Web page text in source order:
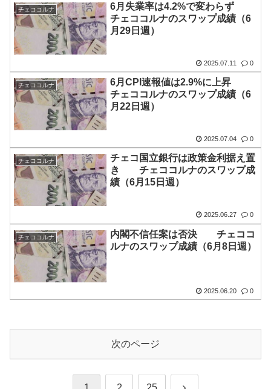
チェココルナ
6月失業率は4.2%で変わらず
チェココルナのスワップ成績（6
月29日週）
2025.07.11 0
チェココルナ
6月CPI速報値は2.9%に上昇
チェココルナのスワップ成績（6
月22日週）
2025.07.04 0
チェココルナ
チェコ国立銀行は政策金利据え置
き チェココルナのスワップ成
績（6月15日週）
2025.06.27 0
チェココルナ
内閣不信任案は否決 チェココ
ルナのスワップ成績（6月8日週）
2025.06.20 0
次のページ
次